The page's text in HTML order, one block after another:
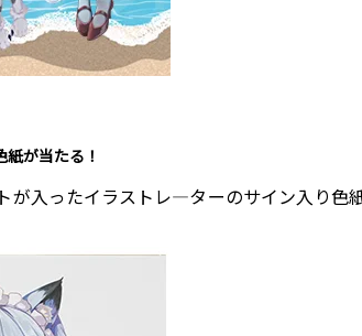
が当たる！
入ったイラストレ―ターのサイン入り色